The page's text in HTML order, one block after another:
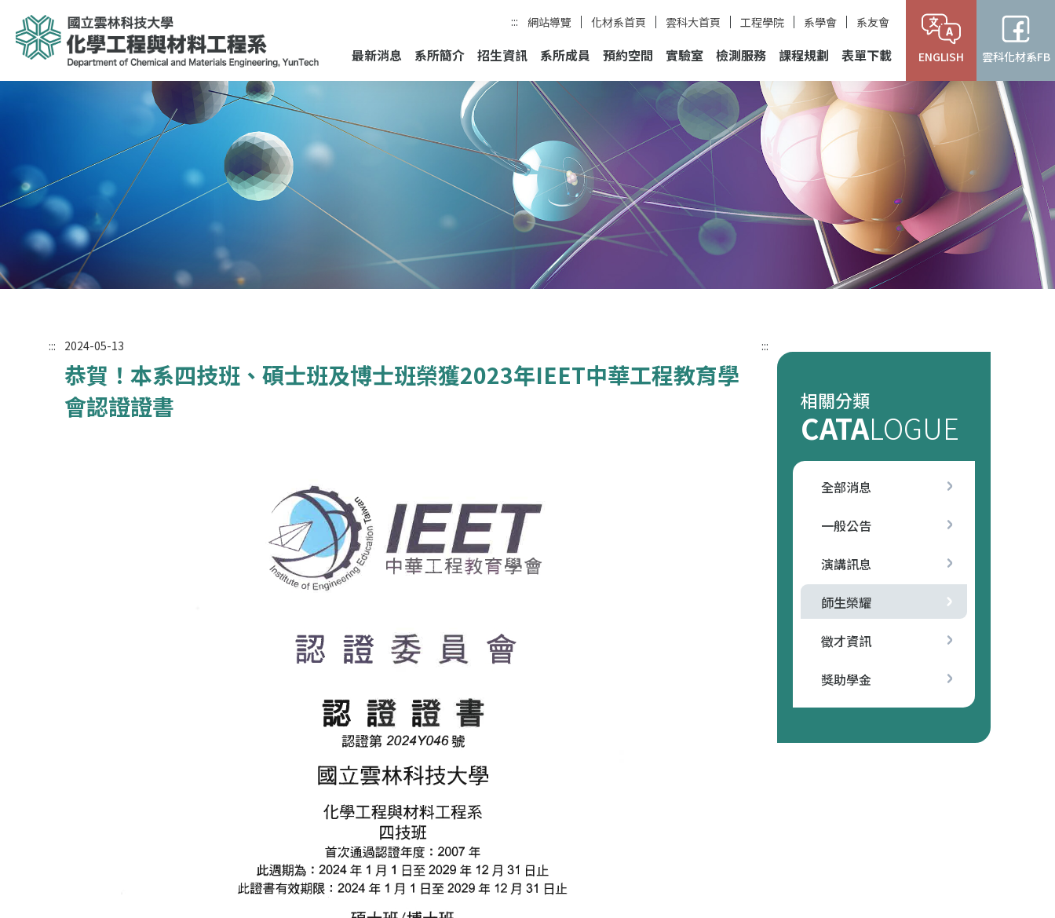
::: 網站導覽 化材系首頁 雲科大首頁 工程學院 系學會 系友會
最新消息 系所簡介 招生資訊 系所成員 預約空間 實驗室 檢測服務 課程規劃 表單下載 ENGLISH 雲科化材系FB
::: 2024-05-13
恭賀！本系四技班、碩士班及博士班榮獲2023年IEET中華工程教育學
會認證證書
:::
相關分類
CATALOGUE
全部消息
一般公告
演講訊息
師生榮耀
徵才資訊
獎助學金